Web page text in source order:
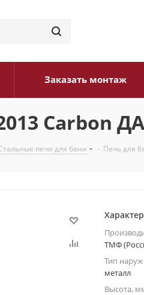
Заказать монтаж
Carbon
печи для бани - Печь для
ТМФ
Тип
металл
Высота,